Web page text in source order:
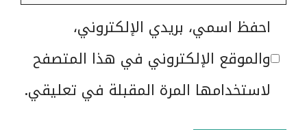
الإلكتروني
الموقع
الإلكتروني
احفظ اسمي، بريدي الإلكتروني،
والموقع الإلكتروني في هذا المتصفح
لاستخدامها المرة المقبلة في تعليقي.